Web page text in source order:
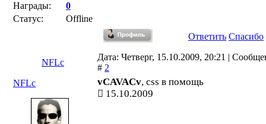
Награды:
0
Статус:
Offline
Ответить Спасибо
NFLc
Дата: Четверг, 15.10.2009, 20:21 |
# 2
NFLc
vCAVACv, css в помощь
15.10.2009